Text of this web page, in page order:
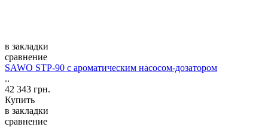
в закладки
сравнение
SAWO STP-90 с ароматическим насосом-дозатором
..
42 343 грн.
Купить
в закладки
сравнение